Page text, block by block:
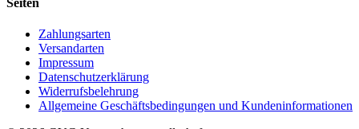
Zahlungsarten
Versandarten
Impressum
Datenschutzerklärung
Widerrufsbelehrung
Allgemeine Geschäftsbedingungen und Kundeninformationen